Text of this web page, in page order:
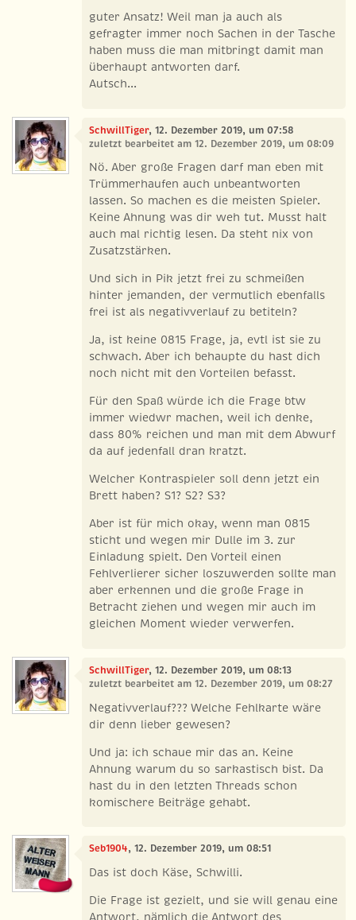
guter Ansatz! Weil man ja auch als
gefragter immer noch Sachen in der Tasche
haben muss die man mitbringt damit man
überhaupt antworten darf.
Autsch...
SchwillTiger, 12. Dezember 2019, um 07:58
zuletzt bearbeitet am 12. Dezember 2019, um 08:09
Nö. Aber große Fragen darf man eben mit
Trümmerhaufen auch unbeantworten
lassen. So machen es die meisten Spieler.
Keine Ahnung was dir weh tut. Musst halt
auch mal richtig lesen. Da steht nix von
Zusatzstärken.
Und sich in Pik jetzt frei zu schmeißen
hinter jemanden, der vermutlich ebenfalls
frei ist als negativverlauf zu betiteln?
Ja, ist keine 0815 Frage, ja, evtl ist sie zu
schwach. Aber ich behaupte du hast dich
noch nicht mit den Vorteilen befasst.
Für den Spaß würde ich die Frage btw
immer wiedwr machen, weil ich denke,
dass 80% reichen und man mit dem Abwurf
da auf jedenfall dran kratzt.
Welcher Kontraspieler soll denn jetzt ein
Brett haben? S1? S2? S3?
Aber ist für mich okay, wenn man 0815
sticht und wegen mir Dulle im 3. zur
Einladung spielt. Den Vorteil einen
Fehlverlierer sicher loszuwerden sollte man
aber erkennen und die große Frage in
Betracht ziehen und wegen mir auch im
gleichen Moment wieder verwerfen.
SchwillTiger, 12. Dezember 2019, um 08:13
zuletzt bearbeitet am 12. Dezember 2019, um 08:27
Negativverlauf??? Welche Fehlkarte wäre
dir denn lieber gewesen?
Und ja: ich schaue mir das an. Keine
Ahnung warum du so sarkastisch bist. Da
hast du in den letzten Threads schon
komischere Beiträge gehabt.
Seb1904, 12. Dezember 2019, um 08:51
Das ist doch Käse, Schwilli.
Die Frage ist gezielt, und sie will genau eine
Antwort, nämlich die Antwort des